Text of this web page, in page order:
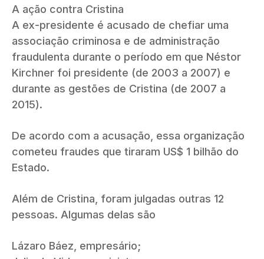
A ação contra Cristina
A ex-presidente é acusado de chefiar uma
associação criminosa e de administração
fraudulenta durante o período em que Néstor
Kirchner foi presidente (de 2003 a 2007) e
durante as gestões de Cristina (de 2007 a
2015).
De acordo com a acusação, essa organização
cometeu fraudes que tiraram US$ 1 bilhão do
Estado.
Além de Cristina, foram julgadas outras 12
pessoas. Algumas delas são
Lázaro Báez, empresário;